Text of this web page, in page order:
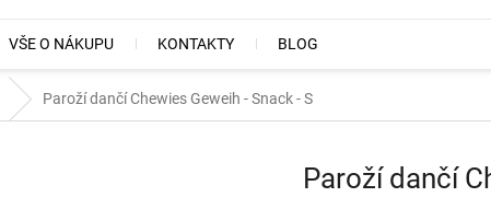
VŠE O NÁKUPU KONTAKTY BLOG
Paroží dančí Chewies Geweih - Snack - S
Paroží dančí